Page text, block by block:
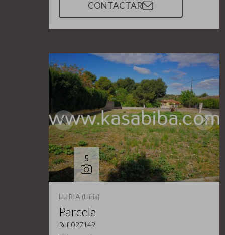
CONTACTAR
5
LLIRIA (Llíria)
Parcela
Ref. 027149